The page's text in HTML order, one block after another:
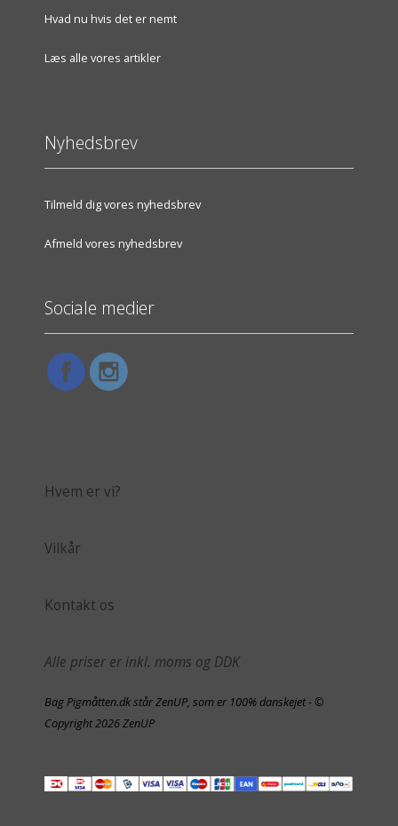
Hvad nu hvis det er nemt
Læs alle vores artikler
Nyhedsbrev
Tilmeld dig vores nyhedsbrev
Afmeld vores nyhedsbrev
Sociale medier
Hvem er vi?
Vilkår
Kontakt os
Alle priser er inkl. moms og DDK
Bag Pigmåtten.dk står ZenUP, som er 100% danskejet - ©
Copyright 2026 ZenUP